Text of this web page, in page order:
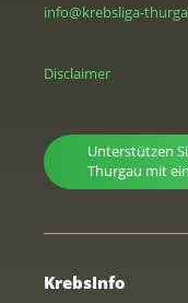
info@krebsliga-
Disclaimer
Unterstützen
Thurgau mit
KrebsInfo